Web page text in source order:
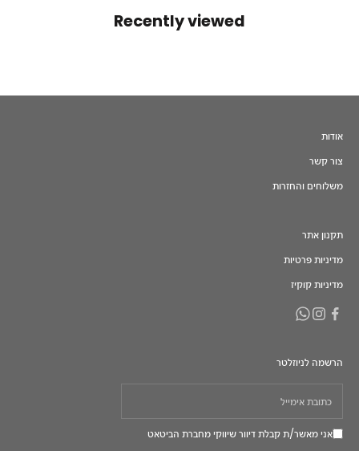
Recently viewed
אודות
צור קשר
משלוחים והחזרות
תקנון אתר
מדיניות פרטיות
מדיניות קוקיז
הרשמה לניוזלטר
אני מאשר/ת קבלת דיוור שיווקי מחברת הביטאט